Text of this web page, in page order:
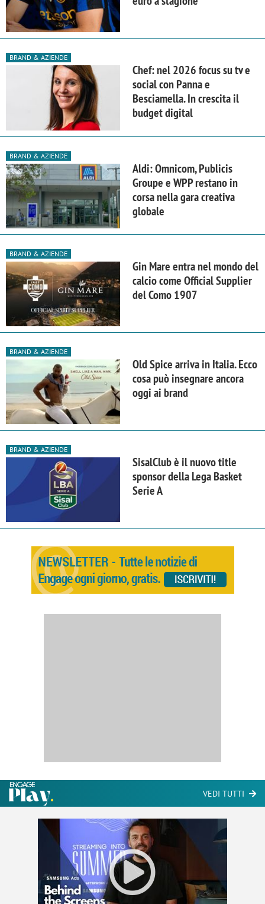
BRAND & AZIENDE
Chef: nel 2026 focus su tv e
social con Panna e
Besciamella. In crescita il
budget digital
BRAND & AZIENDE
Aldi: Omnicom, Publicis
Groupe e WPP restano in
corsa nella gara creativa
globale
BRAND & AZIENDE
Gin Mare entra nel mondo del
calcio come Official Supplier
del Como 1907
BRAND & AZIENDE
Old Spice arriva in Italia. Ecco
cosa può insegnare ancora
oggi ai brand
BRAND & AZIENDE
SisalClub è il nuovo title
sponsor della Lega Basket
Serie A
VEDI TUTTI